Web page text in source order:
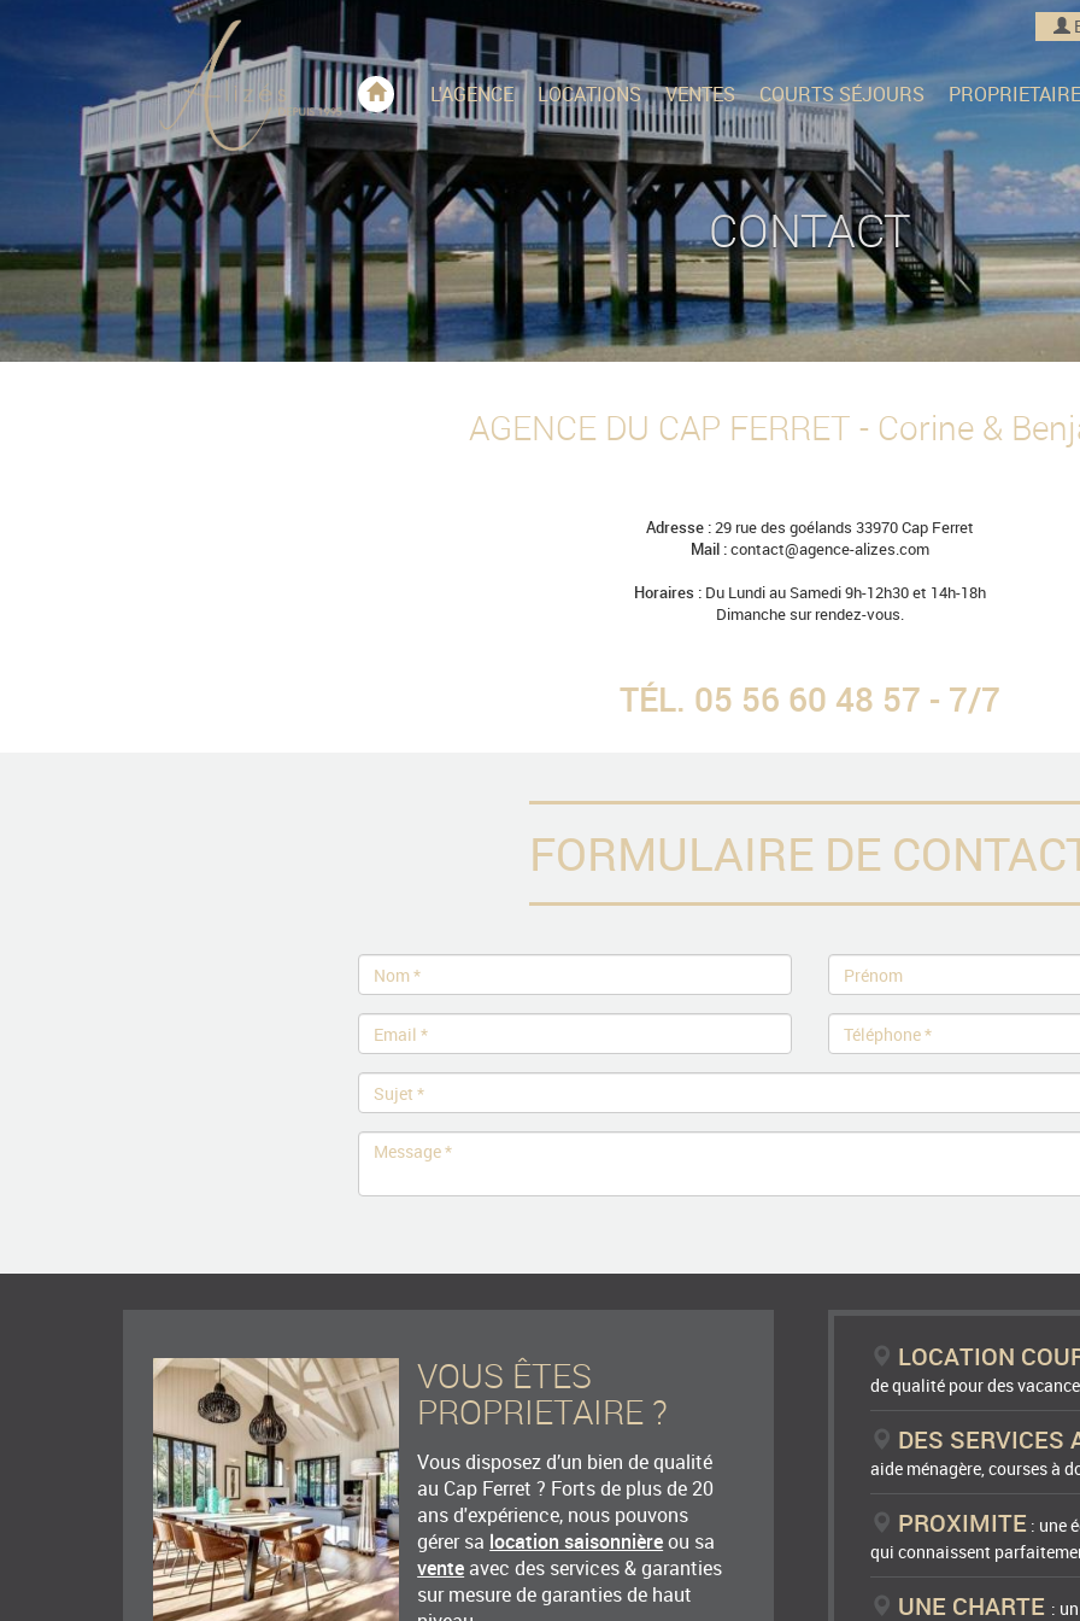
L'AGENCE LOCATIONS VENTES COURTS SÉJOURS
CONTACT
AGENCE DU CAP FERRET - Corine &
Adresse :29 rue des goélands 33970 Cap Ferret
Mail :contact@agence-alizes.com
Horaires : Du Lundi au Samedi 9h-12h30 et 14h-18h
Dimanche sur rendez-vous.
TÉL. 05 56 60 48 57 - 7/7
FORMULAIRE DE
LOCATION
de qualité pour des
DES SERVICES
aide ménagère, courses à
PROXIMITE : une
qui connaissent
UNE CHARTE :
VOUS ÊTES
PROPRIETAIRE ?
Vous disposez d’un bien de qualité
au Cap Ferret ? Forts de plus de 20
ans d'expérience, nous pouvons
gérer sa location saisonnièreou sa
vente avec des services & garanties
sur mesure de garanties de haut